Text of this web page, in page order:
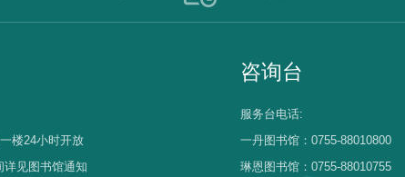
楼24小时开放
详见图书馆通知
咨询台
服务台电话:
一丹图书馆：0755-88010800
琳恩图书馆：0755-88010755